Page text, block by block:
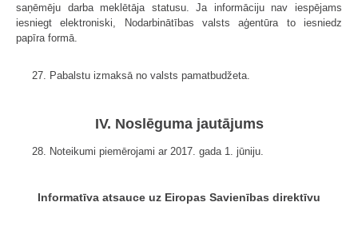
saņēmēju darba meklētāja statusu. Ja informāciju nav iespējams
iesniegt elektroniski, Nodarbinātības valsts aģentūra to iesniedz
papīra formā.
27. Pabalstu izmaksā no valsts pamatbudžeta.
IV. Noslēguma jautājums
28. Noteikumi piemērojami ar 2017. gada 1. jūniju.
Informatīva atsauce uz Eiropas Savienības direktīvu